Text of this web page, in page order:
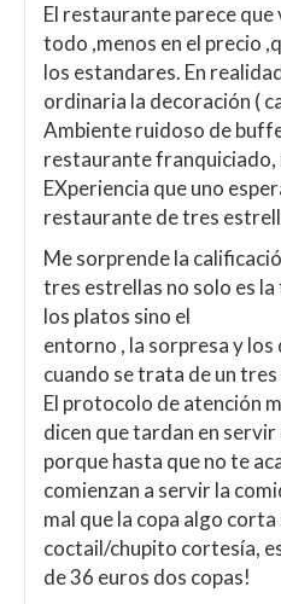
El restaurante parece que
todo ,menos en el precio
los estandares. En
ordinaria la decoración (
Ambiente ruidoso de
restaurante franquiciado,
EXperiencia que uno
restaurante de tres
Me sorprende la
tres estrellas no solo es
los platos sino el
entorno , la sorpresa y
cuando se trata de un
El protocolo de atención
dicen que tardan en servir
porque hasta que no te
comienzan a servir la
mal que la copa algo corta
coctail/chupito cortesía,
de 36 euros dos copas!